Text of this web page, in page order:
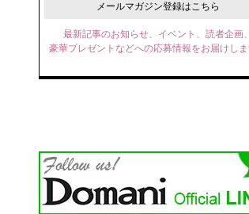
メールマガジン登録はこちら
最新記事のお知らせ、イベント、読者企画、
豪華プレゼントなどへの応募情報をお届けしま